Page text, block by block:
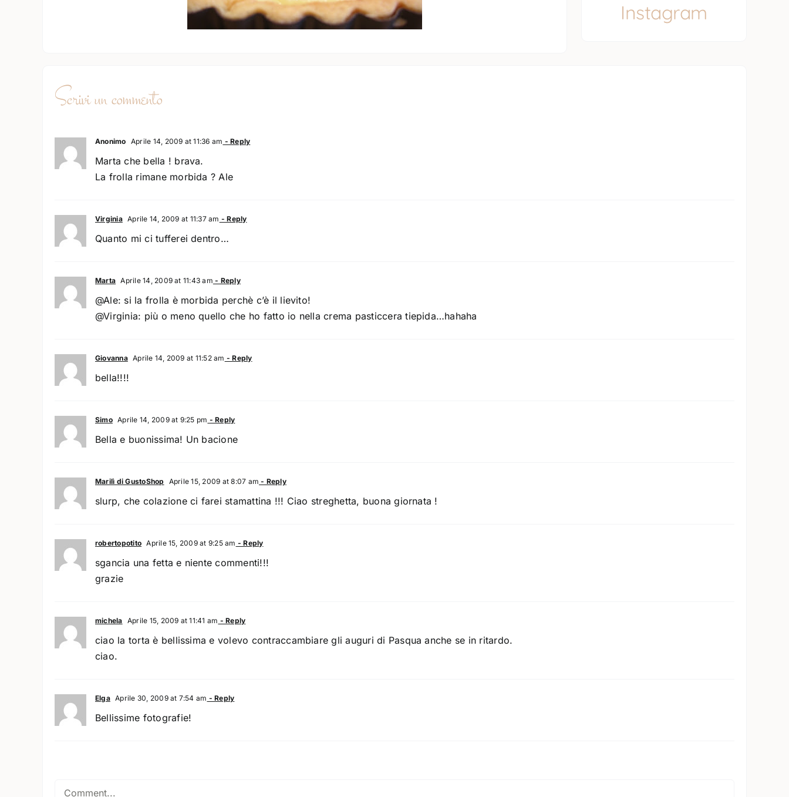
Instagram
Scrivi un commento
Anonimo Aprile 14, 2009 at 11:36 am - Reply
Marta che bella ! brava.
La frolla rimane morbida ? Ale
Virginia Aprile 14, 2009 at 11:37 am - Reply
Quanto mi ci tufferei dentro…
Marta Aprile 14, 2009 at 11:43 am - Reply
@Ale: si la frolla è morbida perchè c’è il lievito!
@Virginia: più o meno quello che ho fatto io nella crema pasticcera tiepida…hahaha
Giovanna Aprile 14, 2009 at 11:52 am - Reply
bella!!!!
Simo Aprile 14, 2009 at 9:25 pm - Reply
Bella e buonissima! Un bacione
Marilì di GustoShop Aprile 15, 2009 at 8:07 am - Reply
slurp, che colazione ci farei stamattina !!! Ciao streghetta, buona giornata !
robertopotito Aprile 15, 2009 at 9:25 am - Reply
sgancia una fetta e niente commenti!!!
grazie
michela Aprile 15, 2009 at 11:41 am - Reply
ciao la torta è bellissima e volevo contraccambiare gli auguri di Pasqua anche se in ritardo.
ciao.
Elga Aprile 30, 2009 at 7:54 am - Reply
Bellissime fotografie!
Comment